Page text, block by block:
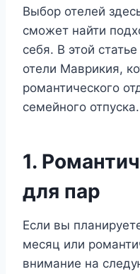
Выбор отелей
сможет найти
себя. В этой
отели Маврикия,
романтического
семейного отпуска.
1.
для пар
Если вы
месяц или
внимание на